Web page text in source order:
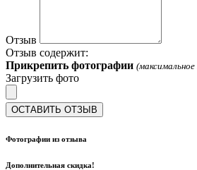
Отзыв
Отзыв содержит:
Прикрепить фотографии (максимальное
Загрузить фото
ОСТАВИТЬ ОТЗЫВ
Фотографии из отзыва
Дополнительная скидка!